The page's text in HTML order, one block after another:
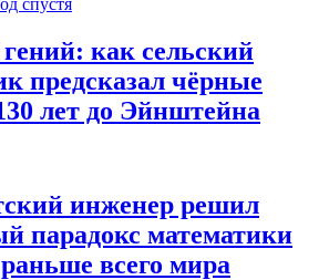
спустя
как сельский
предсказал чёрные
лет до Эйнштейна
инженер решил
парадокс математики
всего мира